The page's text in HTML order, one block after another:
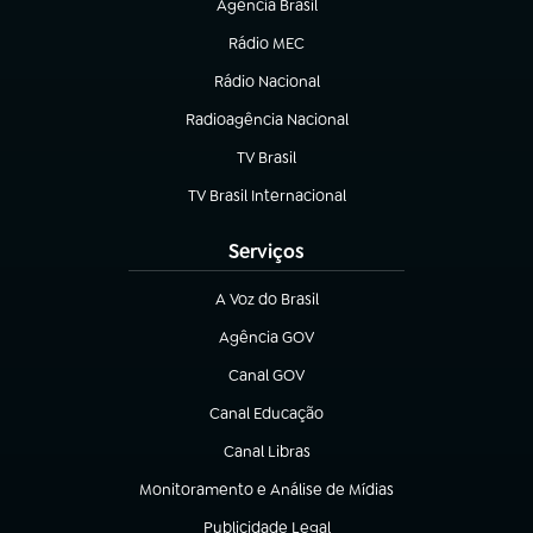
Agência Brasil
(abre em nova aba)
Rádio MEC
(abre em nova aba)
Rádio Nacional
Radioagência Nacional
(abre em nova aba)
TV Brasil
(abre em nova aba)
TV Brasil Internacional
(abre em nova aba)
Serviços
A Voz do Brasil
(abre em nova aba)
Agência GOV
(abre em nova aba)
Canal GOV
(abre em nova aba)
Canal Educação
(abre em nova aba)
Canal Libras
(abre em nova aba)
Monitoramento e Análise de Mídias
(abre em nova aba)
Publicidade Legal